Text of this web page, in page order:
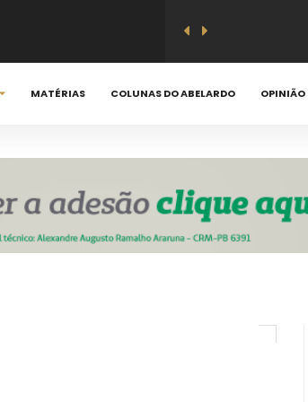
MATÉRIAS COLUNAS DO ABELARDO OPINIÃO